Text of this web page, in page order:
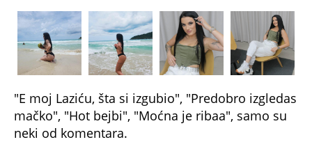
"E moj Laziću, šta si izgubio", "Predobro izgledas
mačko", "Hot bejbi", "Moćna je ribaa", samo su
neki od komentara.